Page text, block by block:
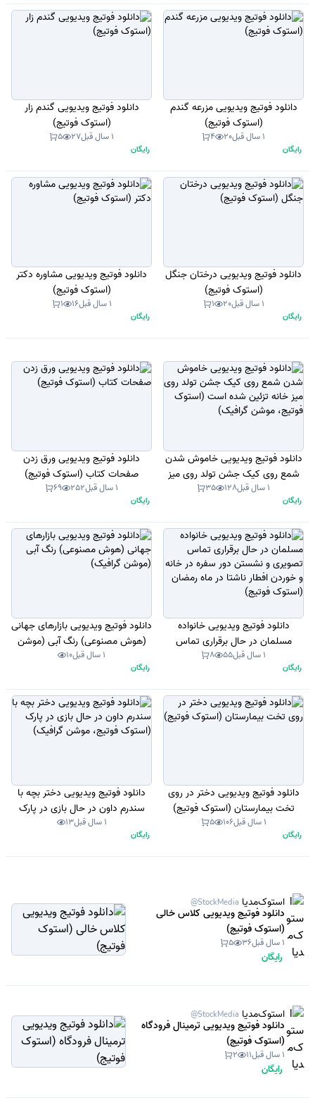
دانلود فوتیج ویدیویی مزرعه گندم
(استوک فوتیج)
1 سال قبل 20
4
رایگان
دانلود فوتیج ویدیویی گندم زار
(استوک فوتیج)
1 سال قبل 27
5
رایگان
دانلود فوتیج ویدیویی درختان جنگل
(استوک فوتیج)
1 سال قبل 20
1
رایگان
دانلود فوتیج ویدیویی مشاوره دکتر
(استوک فوتیج)
1 سال قبل 16
1
رایگان
دانلود فوتیج ویدیویی خاموش شدن
شمع روی کیک جشن تولد روی میز
خانه تزئین شده است (استوک
1 سال قبل 128
35
رایگان
دانلود فوتیج ویدیویی ورق زدن
صفحات کتاب (استوک فوتیج)
1 سال قبل 252
69
رایگان
دانلود فوتیج ویدیویی خانواده
مسلمان در حال برقراری تماس
تصویری و نشستن دور سفره در خانه
و خوردن افطار ناشتا در ماه رمضان
1 سال قبل 55
8
رایگان
دانلود فوتیج ویدیویی بازارهای جهانی
(هوش مصنوعی) رنگ آبی (موشن
گرافیک) 1 سال قبل 10
رایگان
دانلود فوتیج ویدیویی دختر در روی
تخت بیمارستان (استوک فوتیج)
1 سال قبل 106
5
رایگان
دانلود فوتیج ویدیویی دختر بچه با
سندرم داون در حال بازی در پارک
(استوک فوتیج، موشن گرافیک)
1 سال قبل 13
رایگان
استوک‌مدیا @StockMedia
دانلود فوتیج ویدیویی کلاس خالی
(استوک فوتیج)
1 سال قبل 36
5
رایگان
استوک‌مدیا @StockMedia
دانلود فوتیج ویدیویی ترمینال فرودگاه
(استوک فوتیج)
1 سال قبل 11
2
رایگان